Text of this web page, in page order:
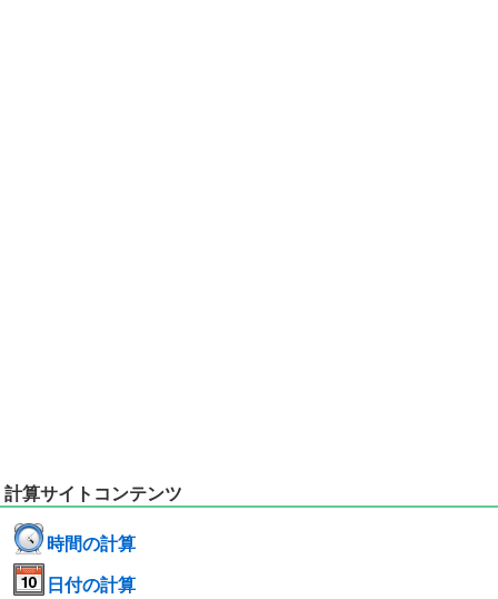
計算サイトコンテンツ
時間の計算
日付の計算